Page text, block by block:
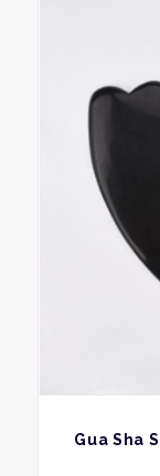
BEKIJK
Gua Sha